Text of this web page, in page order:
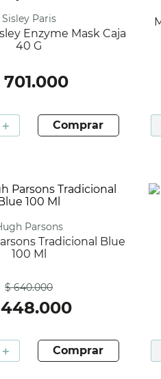
Sisley Paris
40 G
701.000
＋ comprar
Hugh Parsons
100 Ml
$ 640.000
448.000
＋ comprar